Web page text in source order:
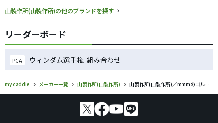
山製作所(山製作所)の他のブランドを探す
リーダーボード
PGA ウィンダム選手権 組み合わせ
my caddie メーカー一覧 山製作所(山製作所) 山製作所(山製作所)／mmmのゴルフギアの口コミ評価